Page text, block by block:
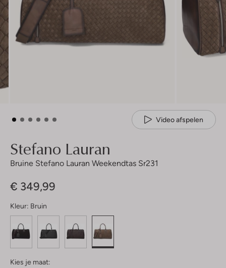
Video afspelen
Stefano Lauran
Bruine Stefano Lauran Weekendtas Sr231
€ 349,99
Kleur: Bruin
Kies je maat: